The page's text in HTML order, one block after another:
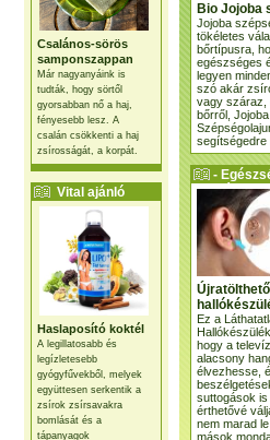
Csalános-sörös
samponszappan
Már nagyanyáink is
tudták, hogy sörtől
gyorsabban nő a haj,
fényesebb lesz. A
csalán csökkenti a haj
zsírosságát, a korpát.
Vital ajánló
Haslaposító koktél
A legillatosabb és
legízletesebb
gyógyfűvekből, melyek
együttesen serkentik a
zsírok zsírsavakra
bomlását és a
tápanyagok
Bio Jojoba
Jojoba
tökéletes
bőrtípusra,
egészséges
legyen
szó akár
vagy száraz,
bőrről, Jojoba
segítségedre
-
Újratölthető
Ez a
hogy a
alacsony
élvezhesse,
suttogások
érthetővé
nem marad
mások